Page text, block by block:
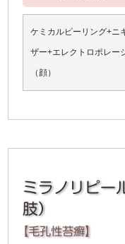
ケミカルピーリング+ニ
ザー+エレクトロポレー
（顔）
ミラノリピー
肢）
【毛孔性苔癬】